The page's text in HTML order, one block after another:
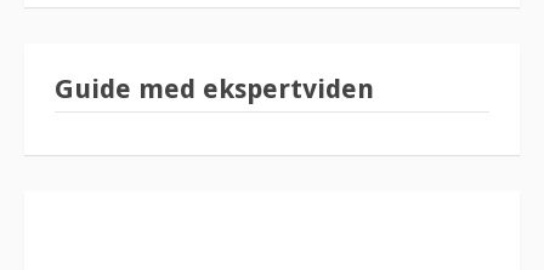
Guide med ekspertviden